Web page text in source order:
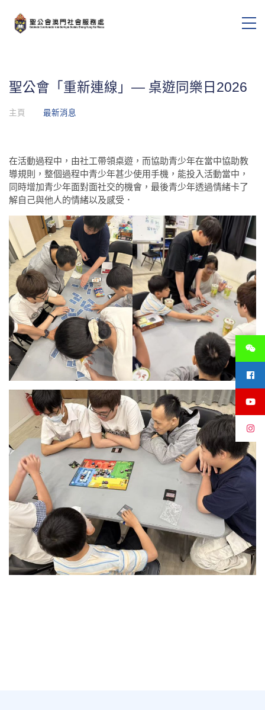
聖公會「重新連線」— 桌遊同樂日2026
主頁 最新消息
在活動過程中，由社工帶領桌遊，而協助青少年在當中協助教
導規則，整個過程中青少年甚少使用手機，能投入活動當中，
同時增加青少年面對面社交的機會，最後青少年透過情緒卡了
解自己與他人的情緒以及感受．